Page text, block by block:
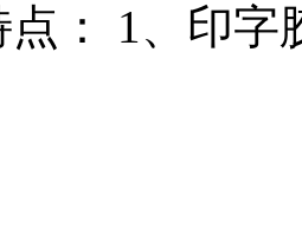
点： 1、印字